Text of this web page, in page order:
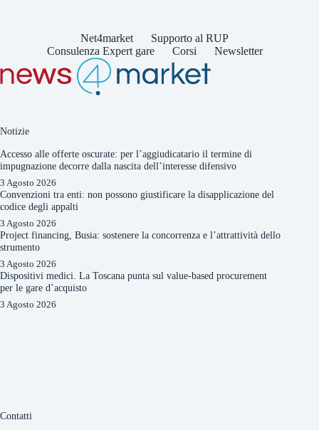
Net4market
Supporto al RUP
Consulenza Expert gare
Corsi Newsletter
Notizie
Accesso alle offerte oscurate: per l’aggiudicatario il termine di
impugnazione decorre dalla nascita dell’interesse difensivo
3 Agosto 2026
Convenzioni tra enti: non possono giustificare la disapplicazione del
codice degli appalti
3 Agosto 2026
Project financing, Busia: sostenere la concorrenza e l’attrattività dello
strumento
3 Agosto 2026
Dispositivi medici. La Toscana punta sul value-based procurement
per le gare d’acquisto
3 Agosto 2026
Contatti